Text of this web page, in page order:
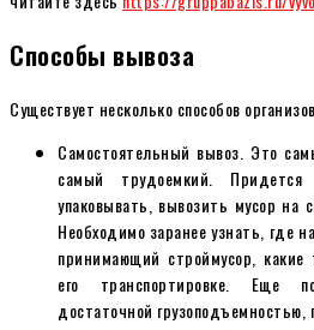
Способы вывоза
Существует несколько способов
Самостоятельный вывоз. Это
самый трудоемкий. Придется
упаковывать, вывозить мусор на
Необходимо заранее узнать, где
принимающий строймусор, какие
его транспортировке. Еще
достаточной грузоподъемностью,